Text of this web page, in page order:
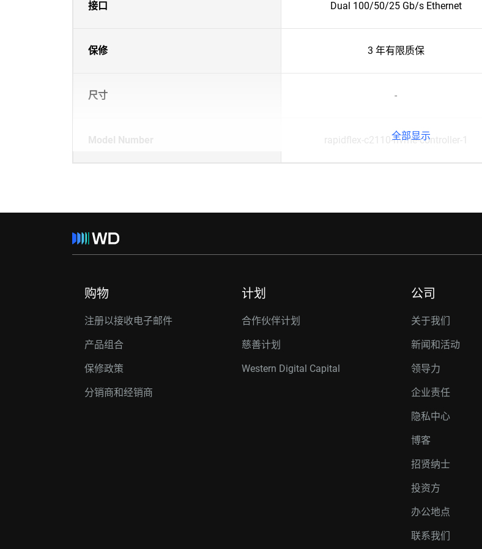
接口 Dual 100/50/25 Gb/s Ethernet
保修 3 年有限质保
尺寸 -
Model Number rapidflex-c2110-nvme-controller-1
全部显示
购物
注册以接收电子邮件
产品组合
保修政策
分销商和经销商
计划
合作伙伴计划
慈善计划
Western Digital Capital
公司
关于我们
新闻和活动
领导力
企业责任
隐私中心
博客
招贤纳士
投资方
办公地点
联系我们